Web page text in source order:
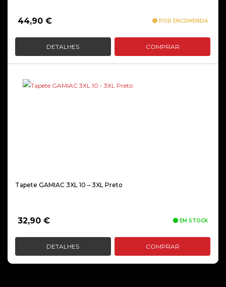
44,90 € POR ENCOMENDA
DETALHES COMPRAR
Tapete GAMIAC 3XL 10 – 3XL Preto
32,90 € EM STOCK
DETALHES COMPRAR